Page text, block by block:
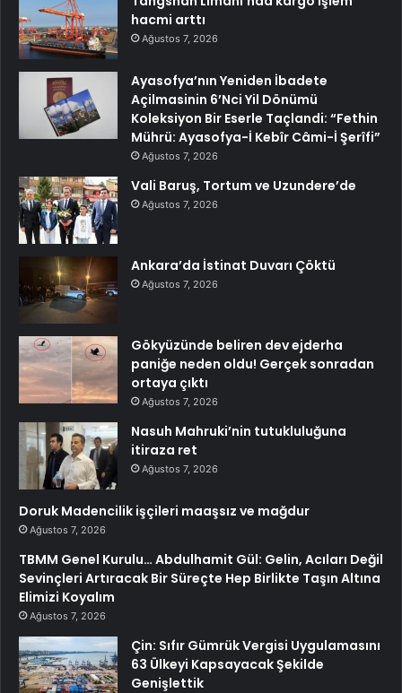
hacmi arttı
Ağustos 7, 2026
Ayasofya’nın Yeniden İbadete
Açilmasinin 6’Nci Yil Dönümü
Koleksiyon Bir Eserle Taçlandi: “Fethin
Mührü: Ayasofya-İ Kebîr Câmi-İ Şerîfi”
Ağustos 7, 2026
Vali Baruş, Tortum ve Uzundere’de
Ağustos 7, 2026
Ankara’da İstinat Duvarı Çöktü
Ağustos 7, 2026
Gökyüzünde beliren dev ejderha
paniğe neden oldu! Gerçek sonradan
ortaya çıktı
Ağustos 7, 2026
Nasuh Mahruki’nin tutukluluğuna
itiraza ret
Ağustos 7, 2026
Doruk Madencilik işçileri maaşsız ve mağdur
Ağustos 7, 2026
TBMM Genel Kurulu… Abdulhamit Gül: Gelin, Acıları Değil
Sevinçleri Artıracak Bir Süreçte Hep Birlikte Taşın Altına
Elimizi Koyalım
Ağustos 7, 2026
Çin: Sıfır Gümrük Vergisi Uygulamasını
63 Ülkeyi Kapsayacak Şekilde
Genişlettik